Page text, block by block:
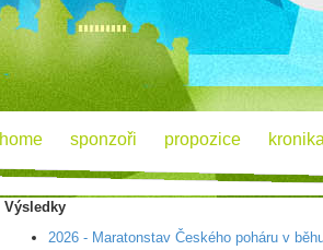
home sponzoři propozice
Výsledky
2026 - Maratonstav Českého poháru v